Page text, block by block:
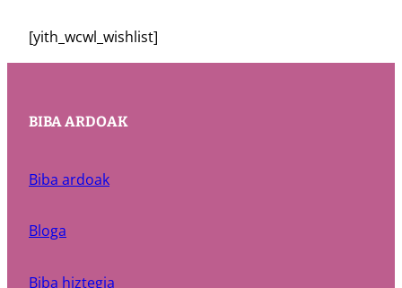
[yith_wcwl_wishlist]
BIBA ARDOAK
Biba ardoak
Bloga
Biba hiztegia